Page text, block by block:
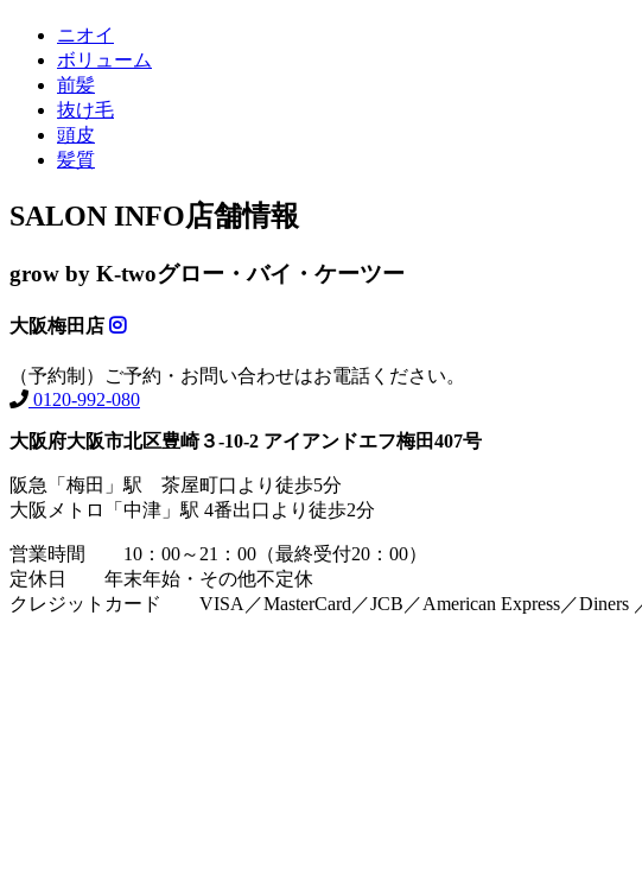
ニオイ
ボリューム
前髪
抜け毛
頭皮
髪質
SALON INFO店舗情報
grow by K-twoグロー・バイ・ケーツー
大阪梅田店
（予約制）ご予約・お問い合わせはお電話ください。
0120-992-080
大阪府大阪市北区豊崎３-10-2 アイアンドエフ梅田407号
阪急「梅田」駅 茶屋町口より徒歩5分
大阪メトロ「中津」駅 4番出口より徒歩2分
営業時間 10：00～21：00（最終受付20：00）
定休日 年末年始・その他不定休
クレジットカード VISA／MasterCard／JCB／American Express／Diners